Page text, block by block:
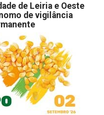
de Leiria e Oeste
de vigilância